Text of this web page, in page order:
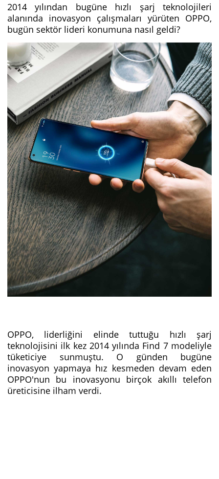
2014 yılından bugüne hızlı şarj teknolojileri
alanında inovasyon çalışmaları yürüten OPPO,
bugün sektör lideri konumuna nasıl geldi?
OPPO, liderliğini elinde tuttuğu hızlı şarj
teknolojisini ilk kez 2014 yılında Find 7 modeliyle
tüketiciye sunmuştu. O günden bugüne
inovasyon yapmaya hız kesmeden devam eden
OPPO'nun bu inovasyonu birçok akıllı telefon
üreticisine ilham verdi.